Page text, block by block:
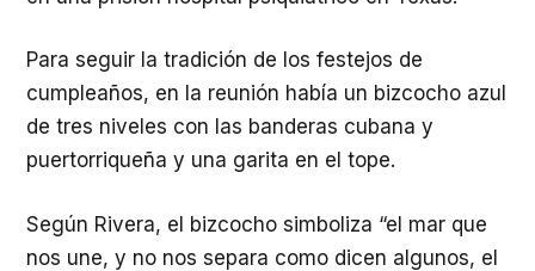
Para seguir la tradición de los festejos de
cumpleaños, en la reunión había un bizcocho azul
de tres niveles con las banderas cubana y
puertorriqueña y una garita en el tope.
Según Rivera, el bizcocho simboliza “el mar que
nos une, y no nos separa como dicen algunos, el